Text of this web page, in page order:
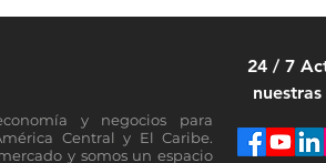
y negocios para
Central y El Caribe.
y somos un espacio
24 / 7